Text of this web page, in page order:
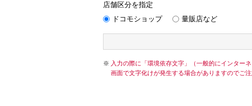
店舗区分を指定
ドコモショップ
量販店など
入力の際に「環境依存文字」（一般的にインター
画面で文字化けが発生する場合がありますのでご注